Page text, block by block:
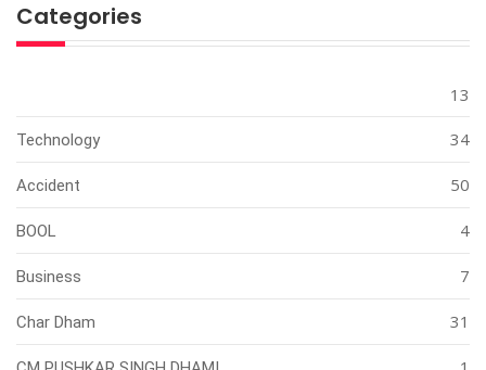
Categories
13
Technology 34
Accident 50
BOOL 4
Business 7
Char Dham 31